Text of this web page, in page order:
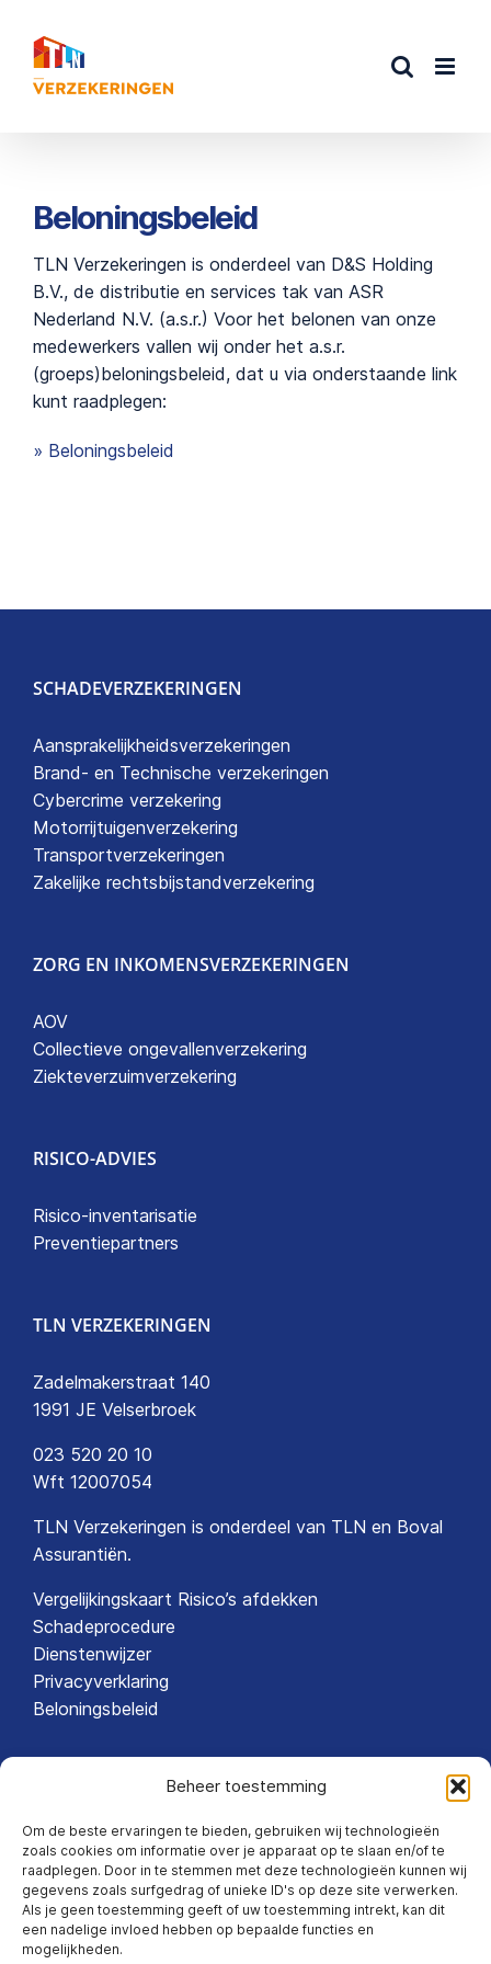
Beheer toestemming
Om de beste ervaringen te bieden, gebruiken wij technologieën
zoals cookies om informatie over je apparaat op te slaan en/of te
raadplegen. Door in te stemmen met deze technologieën kunnen wij
gegevens zoals surfgedrag of unieke ID's op deze site verwerken.
Als je geen toestemming geeft of uw toestemming intrekt, kan dit
een nadelige invloed hebben op bepaalde functies en
mogelijkheden.
naar
inhoud
Beloningsbeleid
TLN Verzekeringen is onderdeel van D&S Holding
B.V., de distributie en services tak van ASR
Nederland N.V. (a.s.r.) Voor het belonen van onze
medewerkers vallen wij onder het a.s.r.
(groeps)beloningsbeleid, dat u via onderstaande link
kunt raadplegen:
» Beloningsbeleid
SCHADEVERZEKERINGEN
Aansprakelijkheidsverzekeringen
Brand- en Technische verzekeringen
Cybercrime verzekering
Motorrijtuigenverzekering
Transportverzekeringen
Zakelijke rechtsbijstandverzekering
ZORG EN INKOMENSVERZEKERINGEN
AOV
Collectieve ongevallenverzekering
Ziekteverzuimverzekering
RISICO-ADVIES
Risico-inventarisatie
Preventiepartners
TLN VERZEKERINGEN
Zadelmakerstraat 140
1991 JE Velserbroek
023 520 20 10
Wft 12007054
TLN Verzekeringen is onderdeel van TLN en Boval
Assurantiën.
Vergelijkingskaart Risico’s afdekken
Schadeprocedure
Dienstenwijzer
Privacyverklaring
Beloningsbeleid
TLN VOLGEN